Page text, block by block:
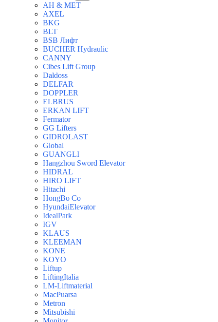
AH & MET
AXEL
BKG
BLT
BSB Лифт
BUCHER Hydraulic
CANNY
Cibes Lift Group
Daldoss
DELFAR
DOPPLER
ELBRUS
ERKAN LIFT
Fermator
GG Lifters
GIDROLAST
Global
GUANGLI
Hangzhou Sword Elevator
HIDRAL
HIRO LIFT
Hitachi
HongBo Co
HyundaiElevator
IdealPark
IGV
KLAUS
KLEEMAN
KONE
KOYO
Liftup
LiftingItalia
LM-Liftmaterial
MacPuarsa
Metron
Mitsubishi